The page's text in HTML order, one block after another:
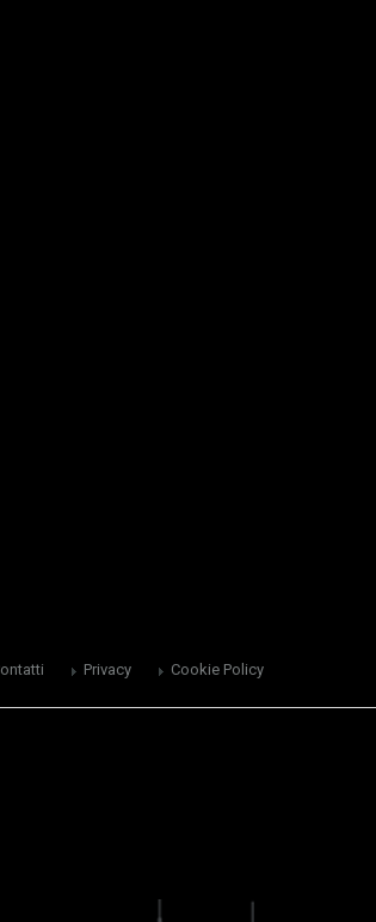
Privacy Cookie Policy